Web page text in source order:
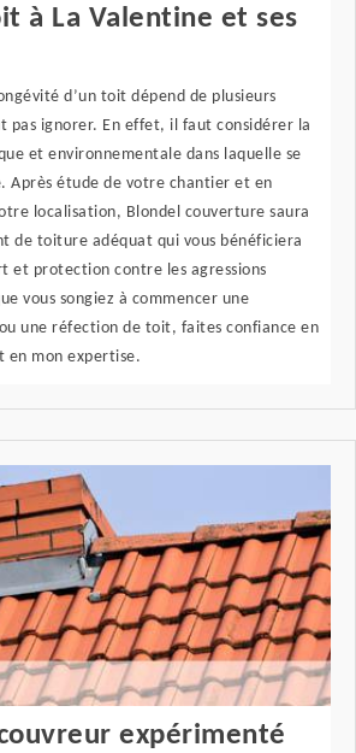
à La Valentine et ses
d’un toit dépend de plusieurs
pas ignorer. En effet, il faut considérer la
et environnementale dans laquelle se
Après étude de votre chantier et en
localisation, Blondel couverture saura
de toiture adéquat qui vous bénéficiera
et protection contre les agressions
vous songiez à commencer une
une réfection de toit, faites confiance en
en mon expertise.
expérimenté